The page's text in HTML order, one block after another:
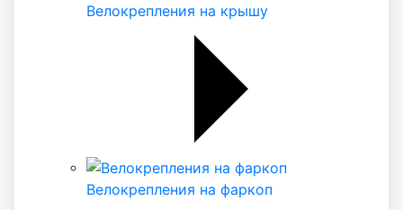
Велокрепления на крышу
Велокрепления на фаркоп